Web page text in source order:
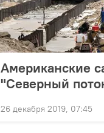
Американские
"Северный
26 декабря 2019, 07:45